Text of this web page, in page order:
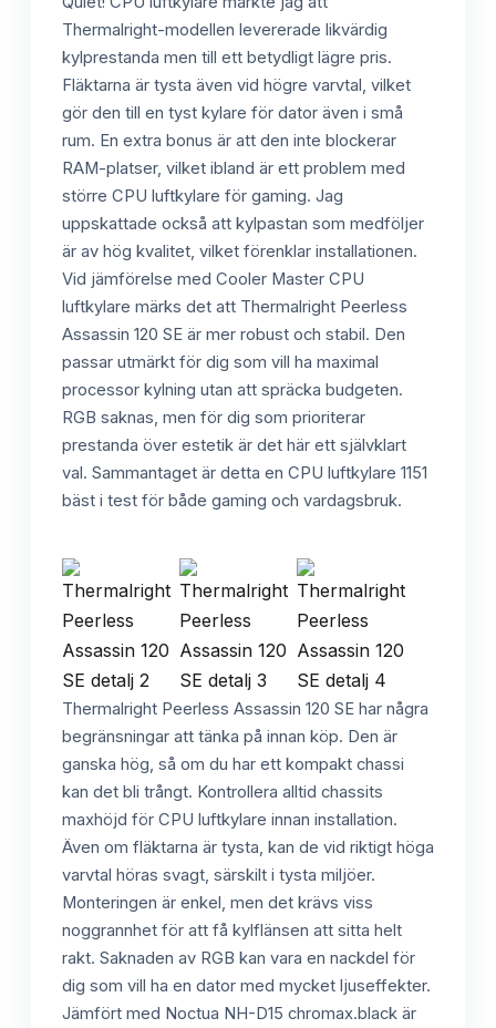
Thermalright-modellen levererade likvärdig
kylprestanda men till ett betydligt lägre pris.
Fläktarna är tysta även vid högre varvtal, vilket
gör den till en tyst kylare för dator även i små
rum. En extra bonus är att den inte blockerar
RAM-platser, vilket ibland är ett problem med
större CPU luftkylare för gaming. Jag
uppskattade också att kylpastan som medföljer
är av hög kvalitet, vilket förenklar installationen.
Vid jämförelse med Cooler Master CPU
luftkylare märks det att Thermalright Peerless
Assassin 120 SE är mer robust och stabil. Den
passar utmärkt för dig som vill ha maximal
processor kylning utan att spräcka budgeten.
RGB saknas, men för dig som prioriterar
prestanda över estetik är det här ett självklart
val. Sammantaget är detta en CPU luftkylare 1151
bäst i test för både gaming och vardagsbruk.
Thermalright Peerless Assassin 120 SE har några
begränsningar att tänka på innan köp. Den är
ganska hög, så om du har ett kompakt chassi
kan det bli trångt. Kontrollera alltid chassits
maxhöjd för CPU luftkylare innan installation.
Även om fläktarna är tysta, kan de vid riktigt höga
varvtal höras svagt, särskilt i tysta miljöer.
Monteringen är enkel, men det krävs viss
noggrannhet för att få kylflänsen att sitta helt
rakt. Saknaden av RGB kan vara en nackdel för
dig som vill ha en dator med mycket ljuseffekter.
Jämfört med Noctua NH-D15 chromax.black är